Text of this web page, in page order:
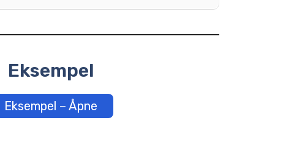
Eksempel
Eksempel – Åpne